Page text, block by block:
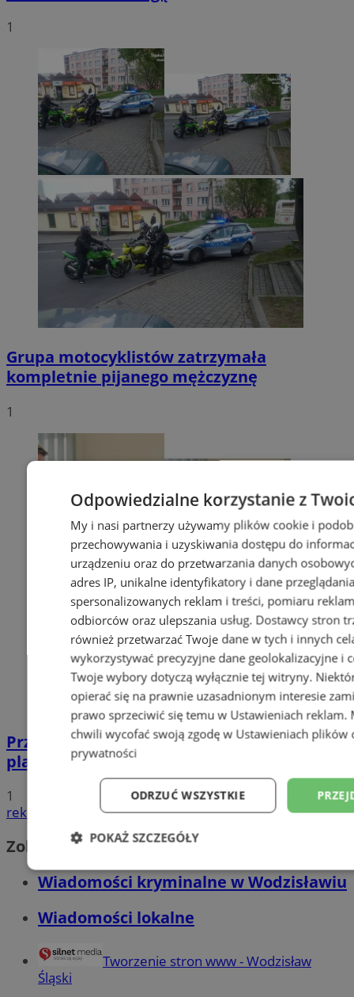
1
Grupa motocyklistów zatrzymała
kompletnie pijanego mężczyznę
1
Przyszłość Wodzisławia Śląskiego:
planowane inwestycje na 2025 rok
1
reklama
Zobacz również
Wiadomości kryminalne w Wodzisławiu
Wiadomości lokalne
Tworzenie stron www - Wodzisław
Śląski
Odpowiedzialne korzystanie z
My i nasi partnerzy używamy plików cookie i
przechowywania i uzyskiwania dostępu do
urządzeniu oraz do przetwarzania danych
adres IP, unikalne identyfikatory i dane
spersonalizowanych reklam i treści, pomiaru
odbiorców oraz ulepszania usług. Dostawcy stron
również przetwarzać Twoje dane w tych i innych
wykorzystywać precyzyjne dane geolokalizacyjne i
Twoje wybory dotyczą wyłącznie tej witryny.
opierać się na prawnie uzasadnionym interesie
prawo sprzeciwić się temu w Ustawieniach reklam.
chwili wycofać swoją zgodę w Ustawieniach plików
prywatności
ODRZUĆ WSZYSTKIE
POKAŻ SZCZEGÓŁY
Niezbędne Wydajność